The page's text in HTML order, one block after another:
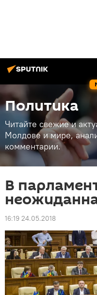
Политика
Читайте свежие и
Молдове и мире,
комментарии.
В
16:19 24.05.2018